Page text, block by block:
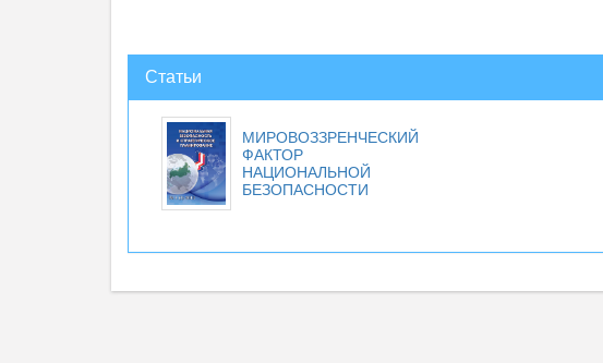
Статьи
МИРОВОЗЗРЕНЧЕСКИЙ
ФАКТОР
НАЦИОНАЛЬНОЙ
БЕЗОПАСНОСТИ